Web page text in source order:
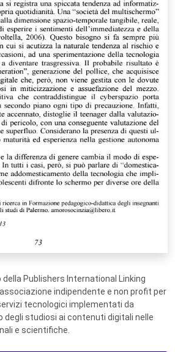
della Publishers International Linking
indipendente e non profit per
tecnologici implementati da
degli studiosi ai contenuti digitali nelle
e scientifiche.